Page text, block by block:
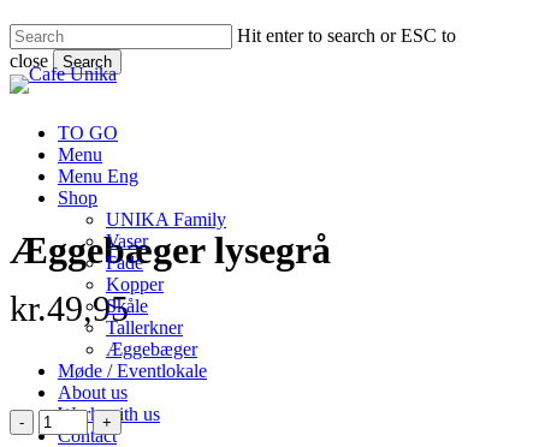
to
main
content
Hit enter to search or ESC to
close
Search
Close
TO GO
Menu
Menu Eng
Shop
UNIKA Family
Vaser
Fade
Kopper
Skåle
Tallerkner
Æggebæger
Møde / Eventlokale
About us
Work with us
Contact
Æggebæger lysegrå
kr.49,95